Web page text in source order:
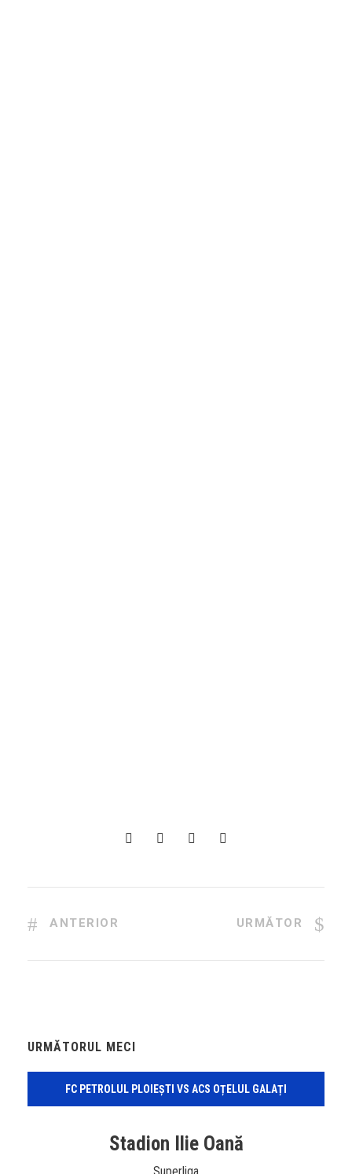
ANTERIOR URMĂTOR
URMĂTORUL MECI
FC PETROLUL PLOIEȘTI VS ACS OȚELUL GALAȚI
Stadion Ilie Oană
Superliga